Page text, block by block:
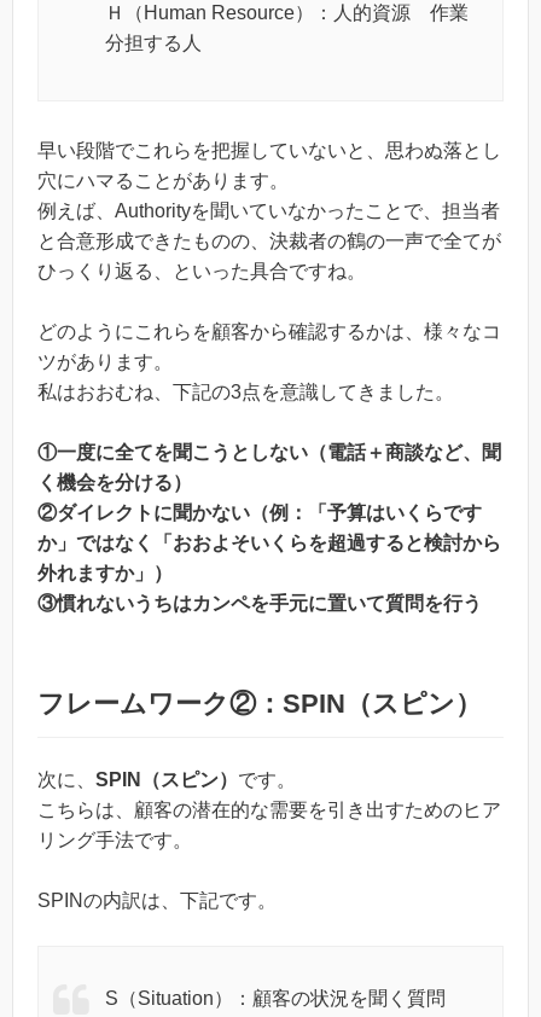
Ｈ（Human Resource）：人的資源 作業
分担する人
早い段階でこれらを把握していないと、思わぬ落とし
穴にハマることがあります。
例えば、Authorityを聞いていなかったことで、担当者
と合意形成できたものの、決裁者の鶴の一声で全てが
ひっくり返る、といった具合ですね。
どのようにこれらを顧客から確認するかは、様々なコ
ツがあります。
私はおおむね、下記の3点を意識してきました。
①一度に全てを聞こうとしない（電話＋商談など、聞
く機会を分ける）
②ダイレクトに聞かない（例：「予算はいくらです
か」ではなく「おおよそいくらを超過すると検討から
外れますか」）
③慣れないうちはカンペを手元に置いて質問を行う
フレームワーク②：SPIN（スピン）
次に、 SPIN（スピン） です。
こちらは、顧客の潜在的な需要を引き出すためのヒア
リング手法です。
SPINの内訳は、下記です。
S（Situation）：顧客の状況を聞く質問